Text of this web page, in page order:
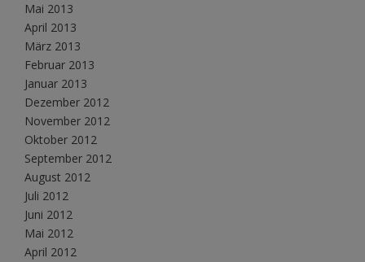
Mai 2013
April 2013
März 2013
Februar 2013
Januar 2013
Dezember 2012
November 2012
Oktober 2012
September 2012
August 2012
Juli 2012
Juni 2012
Mai 2012
April 2012